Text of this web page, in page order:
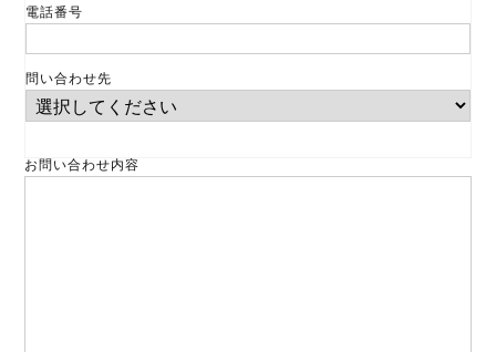
電話番号
問い合わせ先
お問い合わせ内容